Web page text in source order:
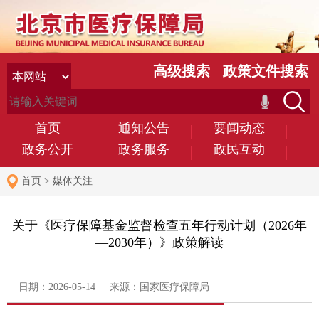
首页 通知公告
要闻动态
政务公开
政务服务 政民互动
高级搜索 政策文件搜索
首页 > 媒体关注
关于《医疗保障基金监督检查五年行动计划（2026年
—2030年）》政策解读
日期：2026-05-14 来源：国家医疗保障局